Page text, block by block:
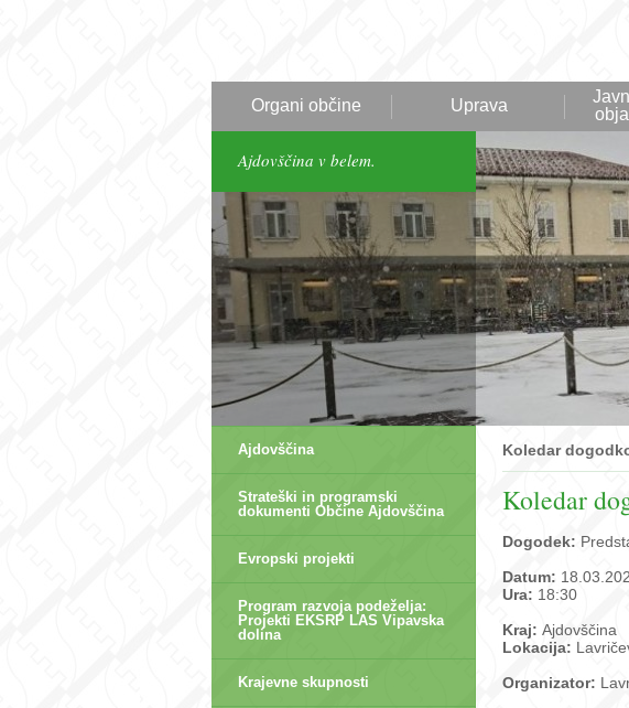
Organi občine Uprava
Ajdovščina v belem.
Ajdovščina
Strateški in programski
dokumenti Občine Ajdovščina
Evropski projekti
Program razvoja podeželja:
Projekti EKSRP LAS Vipavska
dolina
Krajevne skupnosti
Koledar
Koledar
Dogodek:
Datum:
Ura: 18:30
Kraj: Ajdovščina
Lokacija:
Organizator: